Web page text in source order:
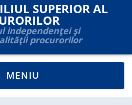
SUPERIOR AL
independenței și
procurorilor
TOGGLE
NAVIGATION
MENIU